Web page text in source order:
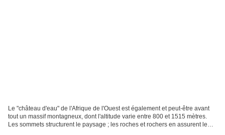
Le "château d'eau" de l'Afrique de l'Ouest est également et peut-être avant
tout un massif montagneux, dont l'altitude varie entre 800 et 1515 mètres.
Les sommets structurent le paysage ; les roches et rochers en assurent le